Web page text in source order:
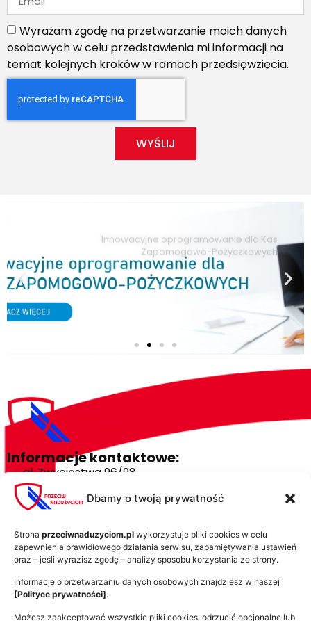
Dbamy o twoją prywatność
Strona przeciwnaduzyciom.pl wykorzystuje pliki cookies w celu
zapewnienia prawidłowego działania serwisu, zapamiętywania ustawień
oraz – jeśli wyrazisz zgodę – analizy sposobu korzystania ze strony.
Informacje o przetwarzaniu danych osobowych znajdziesz w naszej
[Polityce prywatności].
Możesz zaakceptować wszystkie pliki cookies, odrzucić opcjonalne lub
Wyrażam zgodę na przetwarzanie moich danych
osobowych w celu przedstawienia mi informacji na
temat kolejnych kroków w ramach przedsięwzięcia.
WYŚLIJ
Informacje kontaktowe:
al. Zwycięstwa 96/98
81-451 Gdynia
kontakt@przeciwnaduzyciom.pl
+48 58 732 85 85
Przeciw nadużyciom:
Bronimy lotosu na sali sądowej
Kto traci na fuzji lotosu z orlenem?
Orlen pożera inne koncerny